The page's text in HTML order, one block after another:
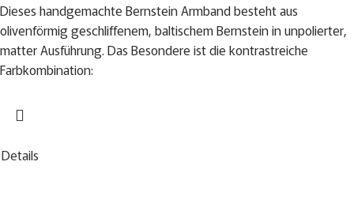
Dieses handgemachte Bernstein Armband besteht aus
olivenförmig geschliffenem, baltischem Bernstein in unpolierter,
matter Ausführung. Das Besondere ist die kontrastreiche
Farbkombination:
Details